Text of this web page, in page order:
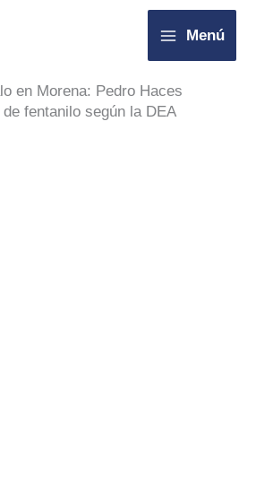
Menú
en Morena: Pedro Haces
fentanilo según la DEA